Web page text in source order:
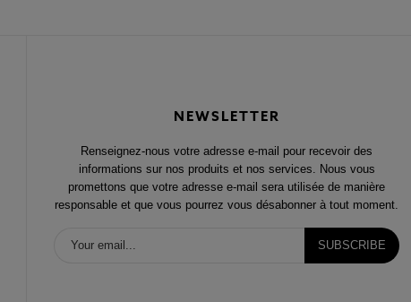
NEWSLETTER
Renseignez-nous votre adresse e-mail pour recevoir des
informations sur nos produits et nos services. Nous vous
promettons que votre adresse e-mail sera utilisée de manière
responsable et que vous pourrez vous désabonner à tout moment.
SUBSCRIBE